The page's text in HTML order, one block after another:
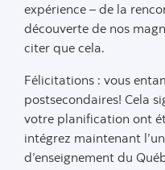
expérience – de la
découverte de nos
citer que cela.
Félicitations : vous
postsecondaires! Cela
votre planification ont
intégrez maintenant
d’enseignement du